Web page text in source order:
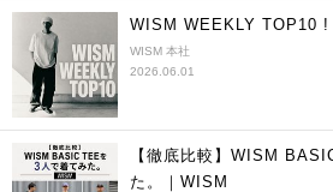
WISM WEEKLY TOP10 !
WISM 本社
2026.06.01
【徹底比較】WISM
た。｜WISM